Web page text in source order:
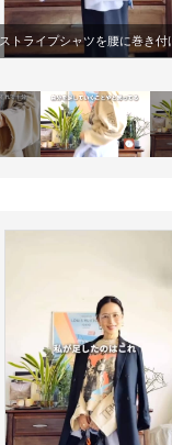
ストライプシャツを腰に巻き付